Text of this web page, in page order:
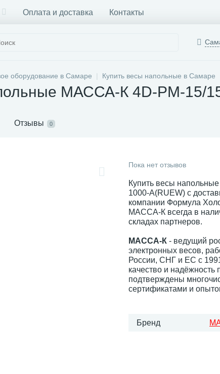
Оплата и доставка Контакты
оборудование в Самаре Купить весы напольные в Самаре
МАССА-К 4D-PM-15/
Отзывы 0
Пока нет отзывов
Купить весы
1000-A(RUEW) с
компании Формула
МАССА-К всегда в
складах партнеров.
МАССА-К - ведущий
электронных весов,
России, СНГ и ЕС с
качество и надёжность
подтверждены
сертификатами и
Бренд